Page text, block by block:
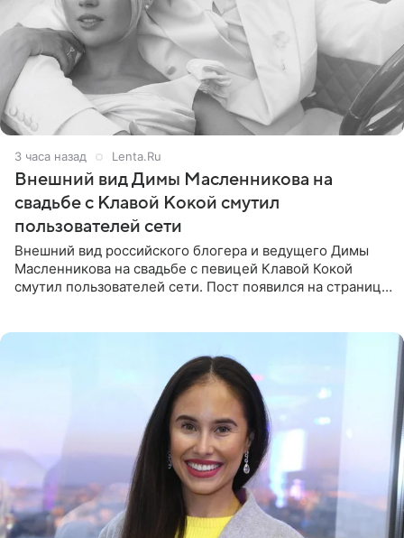
3 часа назад Lenta.Ru
Внешний вид Димы Масленникова на
свадьбе с Клавой Кокой смутил
пользователей сети
Внешний вид российского блогера и ведущего Димы
Масленникова на свадьбе с певицей Клавой Кокой
смутил пользователей сети. Пост появился на странице